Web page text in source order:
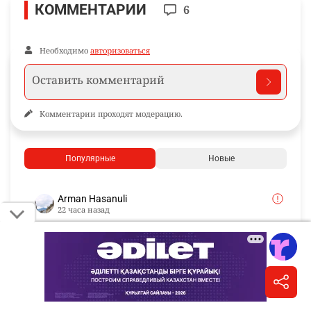
КОММЕНТАРИИ 6
Необходимо авторизоваться
Комментарии проходят модерацию.
Популярные Новые
Arman Hasanuli
22 часа назад
Так из коровы их молоко или из порошка? Ни
слова о сырье.